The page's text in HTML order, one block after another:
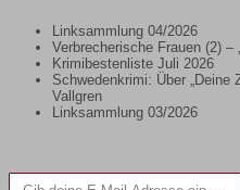
Linksammlung 04/2026
Verbrecherische Frauen (2)
Krimibestenliste Juli 2026
Schwedenkrimi: Über „Deine
Vallgren
Linksammlung 03/2026
Gib deine E-Mail-Adresse ein ...